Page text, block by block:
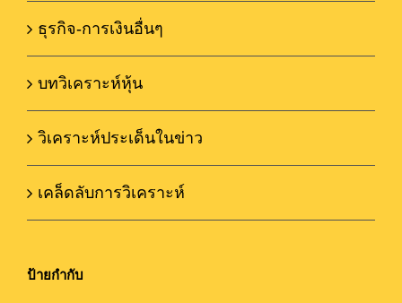
ธุรกิจ-การเงินอื่นๆ
บทวิเคราะห์หุ้น
วิเคราะห์ประเด็นในข่าว
เคล็ดลับการวิเคราะห์
ป้ายกำกับ